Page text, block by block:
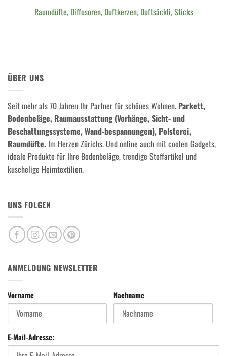
Raumdüfte, Diffusoren, Duftkerzen, Duftsäckli, Sticks
ÜBER UNS
Seit mehr als 70 Jahren Ihr Partner für schönes Wohnen. Parkett,
Bodenbeläge, Raumausstattung (Vorhänge, Sicht- und
Beschattungssysteme, Wand-bespannungen), Polsterei,
Raumdüfte. Im Herzen Zürichs. Und online auch mit coolen Gadgets,
ideale Produkte für Ihre Bodenbeläge, trendige Stoffartikel und
kuschelige Heimtextilien.
UNS FOLGEN
ANMELDUNG NEWSLETTER
Vorname Nachname
E-Mail-Adresse: